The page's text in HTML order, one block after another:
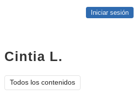
Iniciar sesión
Cintia L.
Todos los contenidos